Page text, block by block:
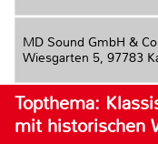
MD Sound GmbH &
Wiesgarten 5, 97783
Topthema:
mit historischen